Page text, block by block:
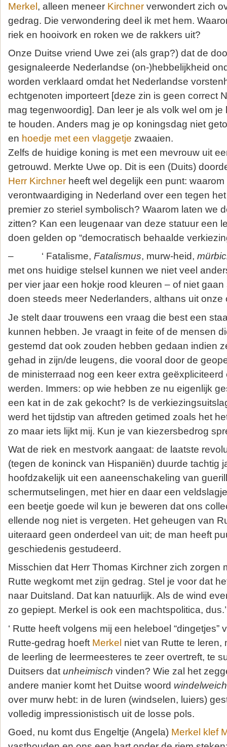
Merkel, alleen meneer Kirchner verwondert zich
gedrag. Die verwondering deel ik met hem.
riek en hooivork en roken we de rakkers uit?
Onze Duitse vriend Uwe zei (als grap?) dat de
gesignaleerde Nederlandse (on-)hebbelijkheid
worden verklaard omdat het Nederlandse
echtgenoten importeert [deze zin is geen correct
mag tegenwoordig]. Dan leer je als volk wel om
te houden. Anders mag je op koningsdag niet
en hoedje met een vlaggetje zwaaien.
Zelfs de huidige koning is met een mevrouw uit
getrouwd. Merkte Uwe op. Dit is een (Duits)
Herr Kirchner heeft wel degelijk een punt: waarom
verontwaardiging in Nederland over een tegen
premier zo steriel symbolisch? Waarom laten we
zitten? Kan een leugenaar van deze statuur een
doen gelden op “democratisch behaalde
– ‘ Fatalisme, Fatalismus, murw-heid,
met ons huidige stelsel kunnen we niet veel
per vier jaar een hokje rood kleuren – of niet
doen steeds meer Nederlanders, althans uit onze
Je stelt daar trouwens een vraag die best een
kunnen hebben. Je vraagt in feite of de mensen
gestemd dat ook zouden hebben gedaan indien
gehad in zijn/de leugens, die vooral door de
de ministerraad nog een keer extra geëxpliciteerd
werden. Immers: op wie hebben ze nu eigenlijk
een kat in de zak gekocht? Is de
werd het tijdstip van aftreden getimed zoals het
zo maar iets lijkt mij. Kun je van kiezersbedrog
Wat de riek en mestvork aangaat: de laatste
(tegen de koninck van Hispaniën) duurde tachtig
hoofdzakelijk uit een aaneenschakeling van
schermutselingen, met hier en daar een
een beetje goede wil kun je beweren dat ons
ellende nog niet is vergeten. Het geheugen van
uiteraard geen onderdeel van uit; de man heeft
geschiedenis gestudeerd.
Misschien dat Herr Thomas Kirchner zich zorgen
Rutte wegkomt met zijn gedrag. Stel je voor dat
naar Duitsland. Dat kan natuurlijk. Als de wind
zo gepiept. Merkel is ook een machtspolitica, dus.’
‘ Rutte heeft volgens mij een heleboel “dingetjes”
Rutte-gedrag hoeft Merkel niet van Rutte te leren,
de leerling de leermeesteres te zeer overtreft, te
Duitsers dat unheimisch vinden? Wie zal het
andere manier komt het Duitse woord windelweich
over murw hebt: in de luren (windselen, luiers)
volledig impressionistisch uit de losse pols.
Goed, nu komt dus Engeltje (Angela) Merkel klef